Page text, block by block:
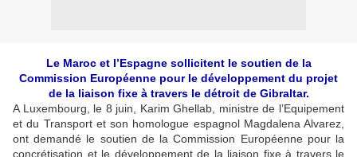
Le Maroc et l’Espagne sollicitent le soutien de la
Commission Européenne pour le développement du projet
de la liaison fixe à travers le détroit de Gibraltar.
A Luxembourg, le 8 juin, Karim Ghellab, ministre de l’Equipement
et du Transport et son homologue espagnol Magdalena Alvarez,
ont demandé le soutien de la Commission Européenne pour la
concrétisation et le développement de la liaison fixe à travers le